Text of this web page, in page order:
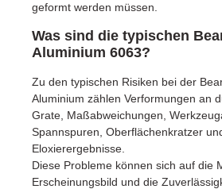
geformt werden müssen.
Was sind die typischen
Aluminium 6063?
Zu den typischen Risiken bei der
Aluminium zählen Verformungen an
Grate, Maßabweichungen,
Spannspuren, Oberflächenkratzer
Eloxierergebnisse.
Diese Probleme können sich auf die
Erscheinungsbild und die